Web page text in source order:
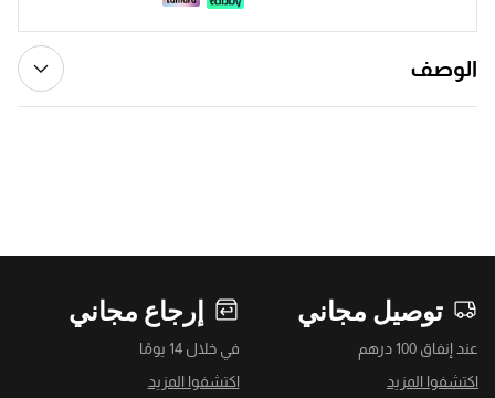
الوصف
توصيل مجاني
عند إنفاق 100 درهم
اكتشفوا المزيد
إرجاع مجاني
في خلال 14 يومًا
اكتشفوا المزيد